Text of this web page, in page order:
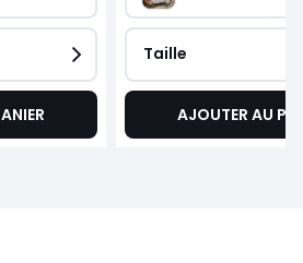
Taille
AJOUTER AU